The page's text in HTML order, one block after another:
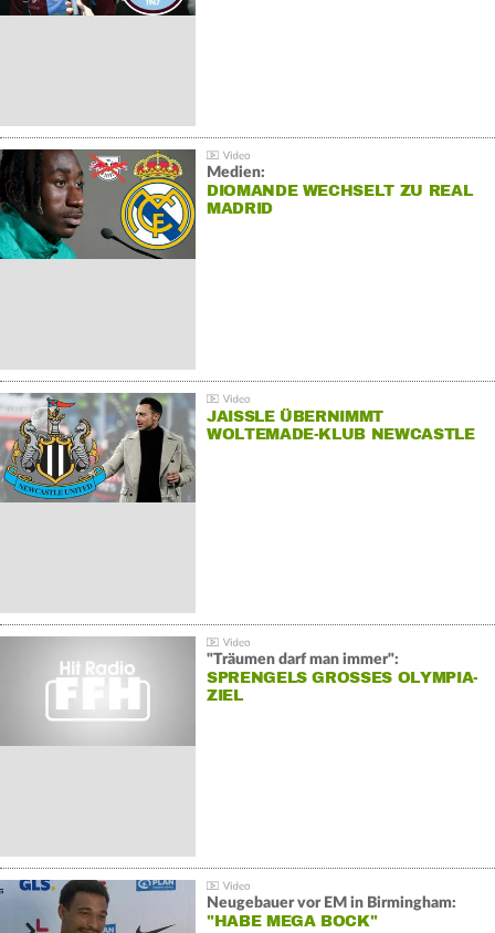
Medien:
DIOMANDE WECHSELT ZU REAL
MADRID
JAISSLE ÜBERNIMMT
WOLTEMADE-KLUB NEWCASTLE
"Träumen darf man immer":
SPRENGELS GROSSES OLYMPIA-Z
IEL
Neugebauer vor EM in Birmingham:
"HABE MEGA BOCK"